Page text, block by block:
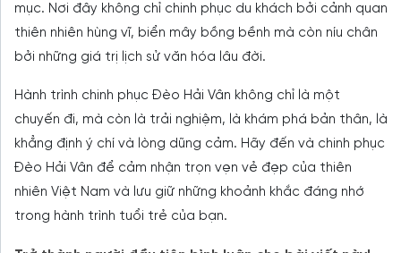
mục. Nơi đây không chỉ chinh phục du khách bởi cảnh quan
thiên nhiên hùng vĩ, biển mây bồng bềnh mà còn níu chân
bởi những giá trị lịch sử văn hóa lâu đời.
Hành trình chinh phục Đèo Hải Vân không chỉ là một
chuyến đi, mà còn là trải nghiệm, là khám phá bản thân, là
khẳng định ý chí và lòng dũng cảm. Hãy đến và chinh phục
Đèo Hải Vân để cảm nhận trọn vẹn vẻ đẹp của thiên
nhiên Việt Nam và lưu giữ những khoảnh khắc đáng nhớ
trong hành trình tuổi trẻ của bạn.